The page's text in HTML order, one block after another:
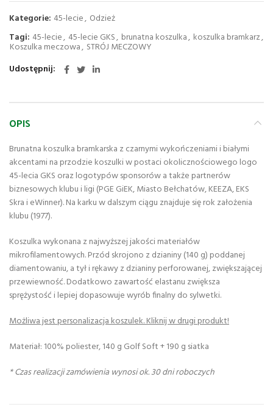
Kategorie: 45-lecie, Odzież
Tagi: 45-lecie, 45-lecie GKS, brunatna koszulka, koszulka bramkarz,
Koszulka meczowa, STRÓJ MECZOWY
Udostępnij
OPIS
Brunatna koszulka bramkarska z czarnymi wykończeniami i białymi
akcentami na przodzie koszulki w postaci okolicznościowego logo
45-lecia GKS oraz logotypów sponsorów a także partnerów
biznesowych klubu i ligi (PGE GiEK, Miasto Bełchatów, KEEZA, EKS
Skra i eWinner). Na karku w dalszym ciągu znajduje się rok założenia
klubu (1977).
Koszulka wykonana z najwyższej jakości materiałów
mikrofilamentowych. Przód skrojono z dzianiny (140 g) poddanej
diamentowaniu, a tył i rękawy z dzianiny perforowanej, zwiększającej
przewiewność. Dodatkowo zawartość elastanu zwiększa
sprężystość i lepiej dopasowuje wyrób finalny do sylwetki.
Możliwa jest personalizacja koszulek. Kliknij w drugi produkt!
Materiał: 100% poliester, 140 g Golf Soft + 190 g siatka
* Czas realizacji zamówienia wynosi ok. 30 dni roboczych